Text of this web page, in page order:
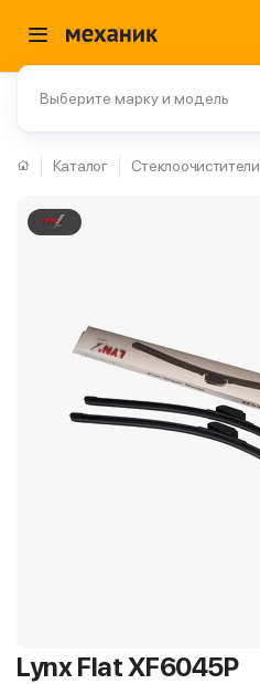
Выберите марку и модель
Каталог Стеклоочистители
Lynx Flat XF6045P